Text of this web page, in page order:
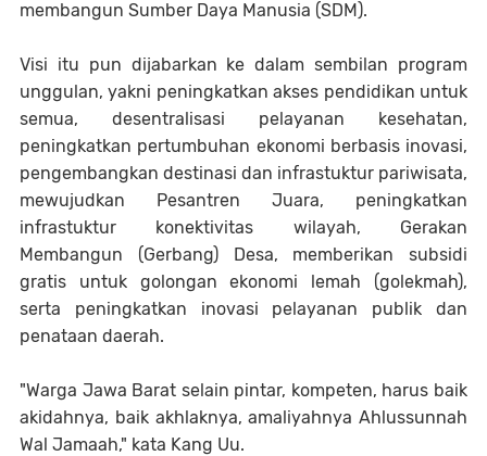
membangun Sumber Daya Manusia (SDM).
Visi itu pun dijabarkan ke dalam sembilan program
unggulan, yakni peningkatkan akses pendidikan untuk
semua, desentralisasi pelayanan kesehatan,
peningkatkan pertumbuhan ekonomi berbasis inovasi,
pengembangkan destinasi dan infrastuktur pariwisata,
mewujudkan Pesantren Juara, peningkatkan
infrastuktur konektivitas wilayah, Gerakan
Membangun (Gerbang) Desa, memberikan subsidi
gratis untuk golongan ekonomi lemah (golekmah),
serta peningkatkan inovasi pelayanan publik dan
penataan daerah.
"Warga Jawa Barat selain pintar, kompeten, harus baik
akidahnya, baik akhlaknya, amaliyahnya Ahlussunnah
Wal Jamaah," kata Kang Uu.